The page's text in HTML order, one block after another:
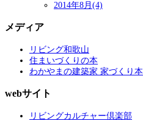
2014年8月(4)
メディア
リビング和歌山
住まいづくりの本
わかやまの建築家 家づくり本
webサイト
リビングカルチャー倶楽部